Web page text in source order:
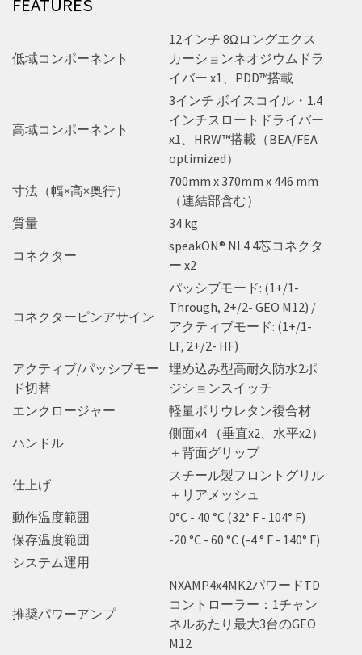
FEATURES
低域コンポーネント
12インチ 8Ωロングエクス
カーションネオジウムドラ
イバー x1、PDD™搭載
高域コンポーネント
3インチ ボイスコイル・1.4
インチスロートドライバー
x1、HRW™搭載（BEA/FEA
optimized）
寸法（幅×高×奥行）
700mm x 370mm x 446 mm
（連結部含む）
質量
34 kg
コネクター
speakON® NL4 4芯コネクタ
ー x2
コネクターピンアサイン
パッシブモード: (1+/1-
Through, 2+/2- GEO M12) /
アクティブモード: (1+/1-
LF, 2+/2- HF)
アクティブ/パッシブモー
ド切替
埋め込み型高耐久防水2ポ
ジションスイッチ
エンクロージャー
軽量ポリウレタン複合材
ハンドル
側面x4 （垂直x2、水平x2）
＋背面グリップ
仕上げ
スチール製フロントグリル
＋リアメッシュ
動作温度範囲
0°C - 40 °C (32° F - 104° F)
保存温度範囲
-20 °C - 60 °C (-4 ° F - 140° F)
システム運用
推奨パワーアンプ
NXAMP4x4MK2パワードTD
コントローラー：1チャン
ネルあたり最大3台のGEO
M12